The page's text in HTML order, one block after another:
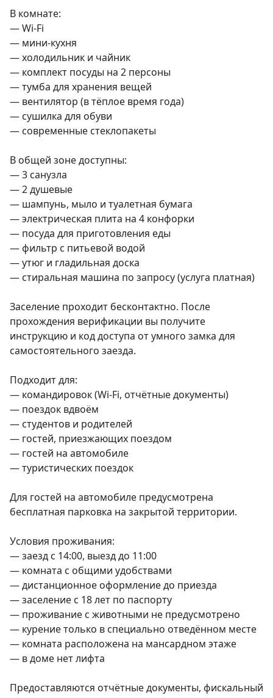
В комнате:
— Wi-Fi
— мини-кухня
— холодильник и чайник
— комплект посуды на 2 персоны
— тумба для хранения вещей
— вентилятор (в тёплое время года)
— сушилка для обуви
— современные стеклопакеты
В общей зоне доступны:
— 3 санузла
— 2 душевые
— шампунь, мыло и туалетная бумага
— электрическая плита на 4 конфорки
— посуда для приготовления еды
— фильтр с питьевой водой
— утюг и гладильная доска
— стиральная машина по запросу (услуга платная)
Заселение проходит бесконтактно. После
прохождения верификации вы получите
инструкцию и код доступа от умного замка для
самостоятельного заезда.
Подходит для:
— командировок (Wi-Fi, отчётные документы)
— поездок вдвоём
— студентов и родителей
— гостей, приезжающих поездом
— гостей на автомобиле
— туристических поездок
Для гостей на автомобиле предусмотрена
бесплатная парковка на закрытой территории.
Условия проживания:
— заезд с 14:00, выезд до 11:00
— комната с общими удобствами
— дистанционное оформление до приезда
— заселение с 18 лет по паспорту
— проживание с животными не предусмотрено
— курение только в специально отведённом месте
— комната расположена на мансардном этаже
— в доме нет лифта
Предоставляются отчётные документы, фискальный